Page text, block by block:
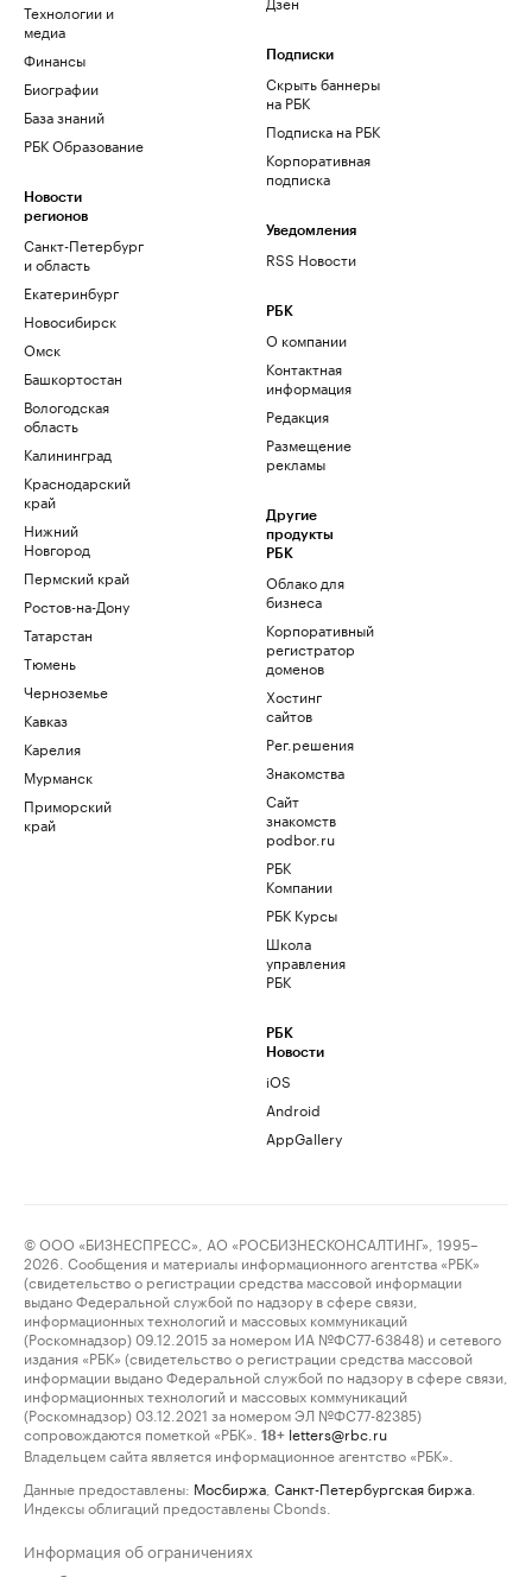
Технологии и
медиа
Финансы
Биографии
База знаний
РБК Образование
Новости
регионов
Санкт-Петербург
и область
Екатеринбург
Новосибирск
Омск
Башкортостан
Вологодская
область
Калининград
Краснодарский
край
Нижний
Новгород
Пермский край
Ростов-на-Дону
Татарстан
Тюмень
Черноземье
Кавказ
Карелия
Мурманск
Приморский
край
Подписки
Скрыть баннеры
на РБК
Подписка на РБК
Корпоративная
подписка
Уведомления
RSS Новости
РБК
О компании
Контактная
информация
Редакция
Размещение
рекламы
Другие
продукты
РБК
Облако для
бизнеса
Корпоративный
регистратор
доменов
Хостинг
сайтов
Рег.решения
Знакомства
Сайт
знакомств
podbor.ru
РБК
Компании
РБК Курсы
Школа
управления
РБК
РБК
Новости
iOS
Android
AppGallery
© ООО «БИЗНЕСПРЕСС», АО «РОСБИЗНЕСКОНСАЛТИНГ», 1995–
2026. Сообщения и материалы информационного агентства «РБК»
(свидетельство о регистрации средства массовой информации
выдано Федеральной службой по надзору в сфере связи,
информационных технологий и массовых коммуникаций
(Роскомнадзор) 09.12.2015 за номером ИА №ФС77-63848) и сетевого
издания «РБК» (свидетельство о регистрации средства массовой
информации выдано Федеральной службой по надзору в сфере связи,
информационных технологий и массовых коммуникаций
(Роскомнадзор) 03.12.2021 за номером ЭЛ №ФС77-82385)
сопровождаются пометкой «РБК».
18+ letters@rbc.ru
Владельцем сайта является информационное агентство «РБК».
Данные предоставлены: Мосбиржа Санкт-Петербургская биржа
Индексы облигаций предоставлены Cbonds.
Информация об ограничениях